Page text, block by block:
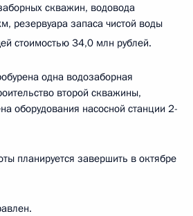
скважин, водовода
резервуара запаса чистой воды
стоимостью 34,0 млн рублей.
одна водозаборная
второй скважины,
оборудования насосной станции 2-
планируется завершить в октябре